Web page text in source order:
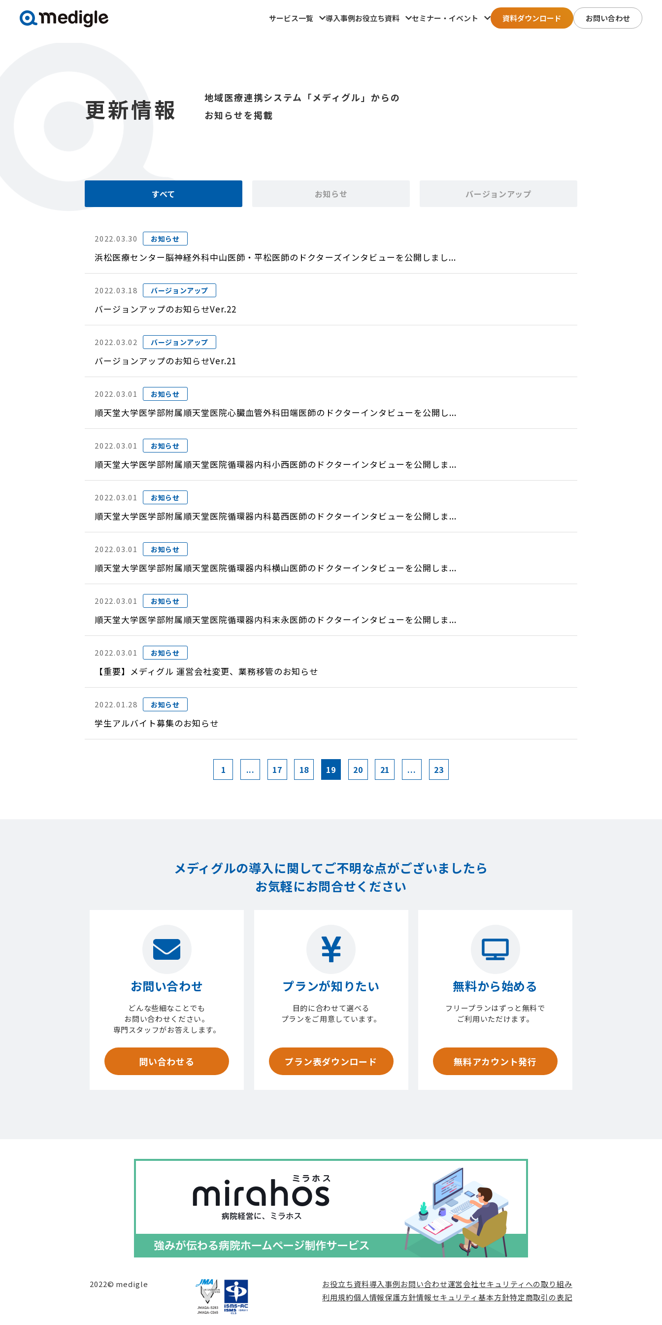
サービス一覧 導入事例お役立ち資料 セミナー・イベント 資料ダウンロード お問い合わせ
更新情報
地域医療連携システム「メディグル」からの
お知らせを掲載
すべて お知らせ バージョンアップ
2022.03.30 お知らせ
浜松医療センター脳神経外科中山医師・平松医師のドクターズインタビューを公開しまし...
2022.03.18 バージョンアップ
バージョンアップのお知らせVer.22
2022.03.02 バージョンアップ
バージョンアップのお知らせVer.21
2022.03.01 お知らせ
順天堂大学医学部附属順天堂医院心臓血管外科田端医師のドクターインタビューを公開し...
2022.03.01 お知らせ
順天堂大学医学部附属順天堂医院循環器内科小西医師のドクターインタビューを公開しま...
2022.03.01 お知らせ
順天堂大学医学部附属順天堂医院循環器内科葛西医師のドクターインタビューを公開しま...
2022.03.01 お知らせ
順天堂大学医学部附属順天堂医院循環器内科横山医師のドクターインタビューを公開しま...
2022.03.01 お知らせ
順天堂大学医学部附属順天堂医院循環器内科末永医師のドクターインタビューを公開しま...
2022.03.01 お知らせ
【重要】メディグル 運営会社変更、業務移管のお知らせ
2022.01.28 お知らせ
学生アルバイト募集のお知らせ
1 ... 17 18 19 20 21 ... 23
メディグルの導入に関してご不明な点がございましたら
お気軽にお問合せください
お問い合わせ
どんな些細なことでも
お問い合わせください。
専門スタッフがお答えします。
問い合わせる
プランが知りたい
目的に合わせて選べる
プランをご用意しています。
プラン表ダウンロード
無料から始める
フリープランはずっと無料で
ご利用いただけます。
無料アカウント発行
2022© medigle お役立ち資料導入事例お問い合わせ運営会社セキュリティへの取り組み
利用規約個人情報保護方針情報セキュリティ基本方針特定商取引の表記